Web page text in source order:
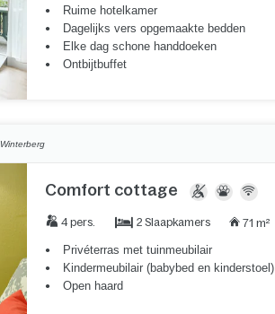
Ruime hotelkamer
Dagelijks vers opgemaakte bedden
Elke dag schone handdoeken
Ontbijtbuffet
Winterberg
Comfort cottage
4 pers. 2 Slaapkamers 71 m²
Privéterras met tuinmeubilair
Kindermeubilair (babybed en kinderstoel)
Open haard